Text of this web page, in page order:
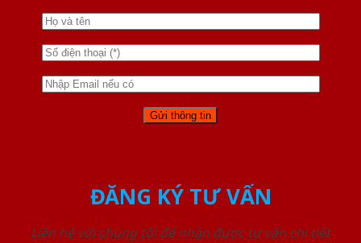
ĐĂNG KÝ TƯ VẤN
Liên hệ với chúng tôi để nhận được tư vấn chi tiết